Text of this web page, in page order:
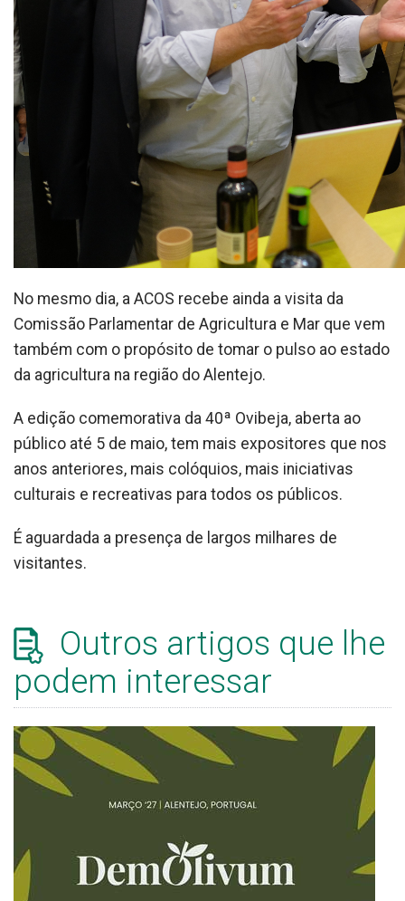
No mesmo dia, a ACOS recebe ainda a visita da
Comissão Parlamentar de Agricultura e Mar que vem
também com o propósito de tomar o pulso ao estado
da agricultura na região do Alentejo.
A edição comemorativa da 40ª Ovibeja, aberta ao
público até 5 de maio, tem mais expositores que nos
anos anteriores, mais colóquios, mais iniciativas
culturais e recreativas para todos os públicos.
É aguardada a presença de largos milhares de
visitantes.
Outros artigos que lhe
podem interessar